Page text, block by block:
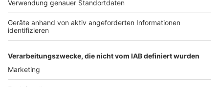
ANTENNE BAYERN GROUP
Stiftung ANTENNE BAYERN
hilft
Teilnahmebedingungen
Grounding Page ANTENNE